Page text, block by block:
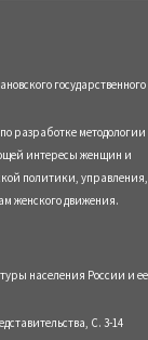
государственного
разработке методологии
интересы женщин и
политики, управления,
женского движения.
населения России и ее
С. 3-14